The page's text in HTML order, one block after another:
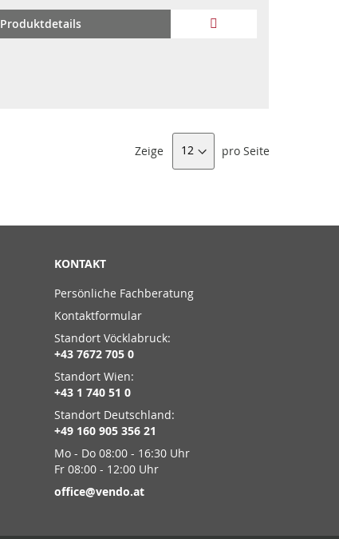
Produktdetails
Zeige pro Seite
KONTAKT
Persönliche Fachberatung
Kontaktformular
Standort Vöcklabruck:
+43 7672 705 0
Standort Wien:
+43 1 740 51 0
Standort Deutschland:
+49 160 905 356 21
Mo - Do 08:00 - 16:30 Uhr
Fr 08:00 - 12:00 Uhr
office@vendo.at